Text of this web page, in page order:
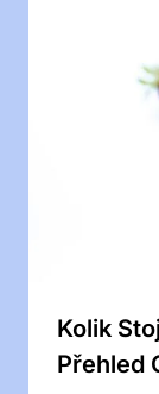
Kolik
Přehled